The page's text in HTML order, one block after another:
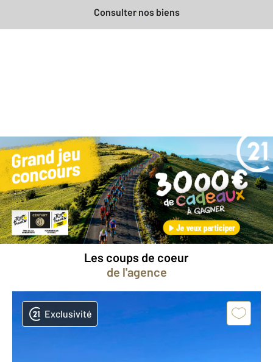
Consulter nos biens
Besoin d'une estimation
gratuitepour votre bien ?
Prendre rendez-vous avec un professionnel
Les coups de coeur
de l'agence
Exclusivité